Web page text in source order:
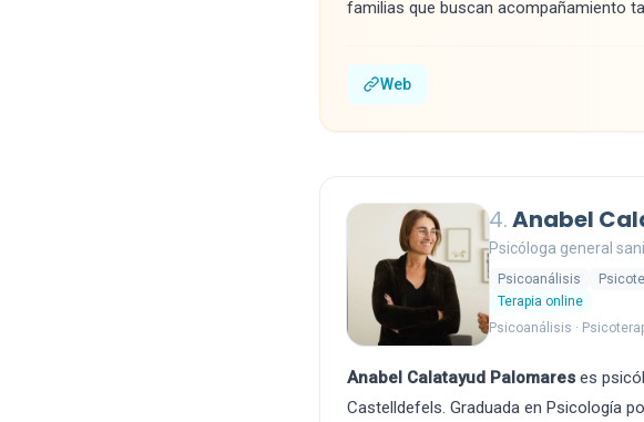
familias que buscan acompañamiento
Web
4.Anabel
Psicóloga general
Psicoanálisis
Terapia online
Psicoanálisis ·
Anabel Calatayud Palomares es
Castelldefels. Graduada en Psicología